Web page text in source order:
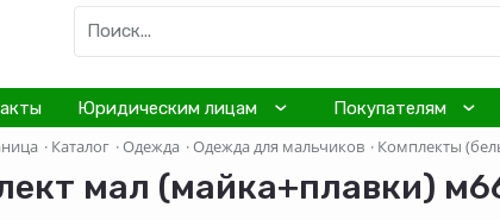
Юридическим лицам Покупателям
· Каталог ·Одежда ·Одежда для мальчиков · Комплекты
мал (майка+плавки)